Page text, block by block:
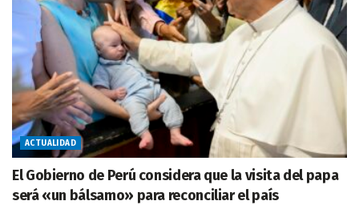
ACTUALIDAD
El Gobierno de Perú considera que la visita del papa
será «un bálsamo» para reconciliar el país